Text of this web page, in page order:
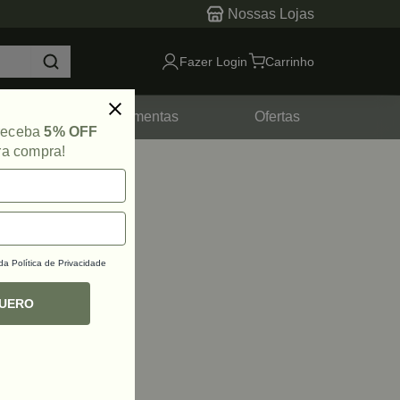
Nossas Lojas
Fazer Login Carrinho
Ferramentas
Ofertas
5% OFF
compra!
Política de Privacidade